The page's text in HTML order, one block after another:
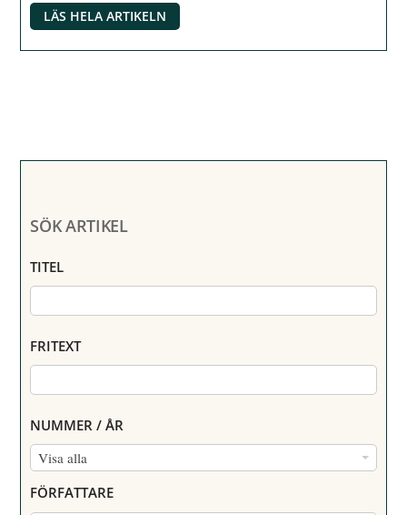
LÄS HELA ARTIKELN
SÖK ARTIKEL
TITEL
FRITEXT
NUMMER / ÅR
Visa alla
N
M
FÖRFATTARE